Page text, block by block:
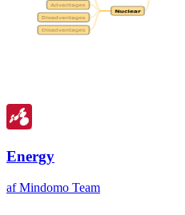
Energy
af Mindomo Team